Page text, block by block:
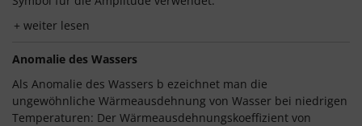
weiter lesen
Anomalie des Wassers
Als Anomalie des Wassers b ezeichnet man die
ungewöhnliche Wärmeausdehnung von Wasser bei niedrigen
Temperaturen: Der Wärmeausdehnungskoeffizient von